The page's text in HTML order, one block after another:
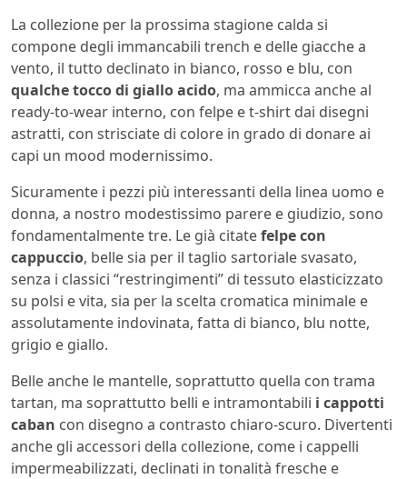
La collezione per la prossima stagione calda si
compone degli immancabili trench e delle giacche a
vento, il tutto declinato in bianco, rosso e blu, con
qualche tocco di giallo acido, ma ammicca anche al
ready-to-wear interno, con felpe e t-shirt dai disegni
astratti, con strisciate di colore in grado di donare ai
capi un mood modernissimo.
Sicuramente i pezzi più interessanti della linea uomo e
donna, a nostro modestissimo parere e giudizio, sono
fondamentalmente tre. Le già citatefelpe con
cappuccio, belle sia per il taglio sartoriale svasato,
senza i classici “restringimenti” di tessuto elasticizzato
su polsi e vita, sia per la scelta cromatica minimale e
assolutamente indovinata, fatta di bianco, blu notte,
grigio e giallo.
Belle anche le mantelle, soprattutto quella con trama
tartan, ma soprattutto belli e intramontabili i cappotti
caban con disegno a contrasto chiaro-scuro. Divertenti
anche gli accessori della collezione, come i cappelli
impermeabilizzati, declinati in tonalità fresche e